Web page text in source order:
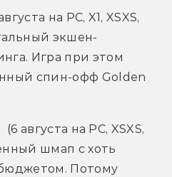
на PC, X1, XSXS,
экшен-
Игра при этом
спин-офф Golden
(6 августа на PC, XSXS,
шмап с хоть
Потому